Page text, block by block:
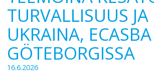
TURVALLISUUS JA
UKRAINA, ECASBA
GÖTEBORGISSA
16.6.2026